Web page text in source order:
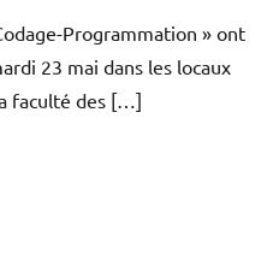
Programmation » ont
23 mai dans les locaux
faculté des […]